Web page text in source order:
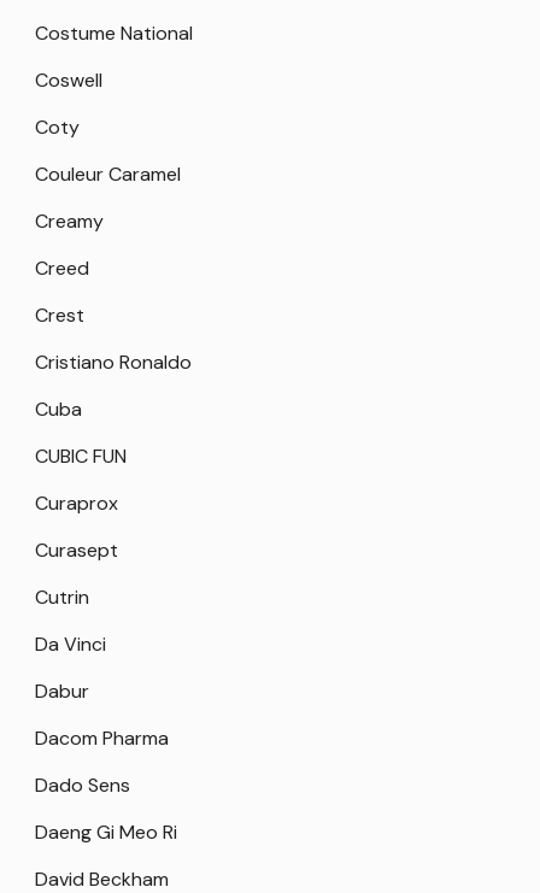
Costume National
Coswell
Coty
Couleur Caramel
Creamy
Creed
Crest
Cristiano Ronaldo
Cuba
CUBIC FUN
Curaprox
Curasept
Cutrin
Da Vinci
Dabur
Dacom Pharma
Dado Sens
Daeng Gi Meo Ri
David Beckham